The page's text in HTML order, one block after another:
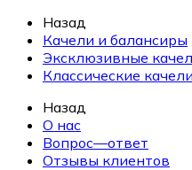
Назад
Качели и балансиры
Эксклюзивные
Классические
Назад
О нас
Вопрос—ответ
Отзывы клиентов